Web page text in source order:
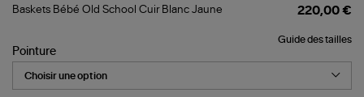
Baskets
School
Cuir
Blanc
Baskets Bébé Old School Cuir Blanc Jaune 220,00 €
Guide des tailles
Pointure